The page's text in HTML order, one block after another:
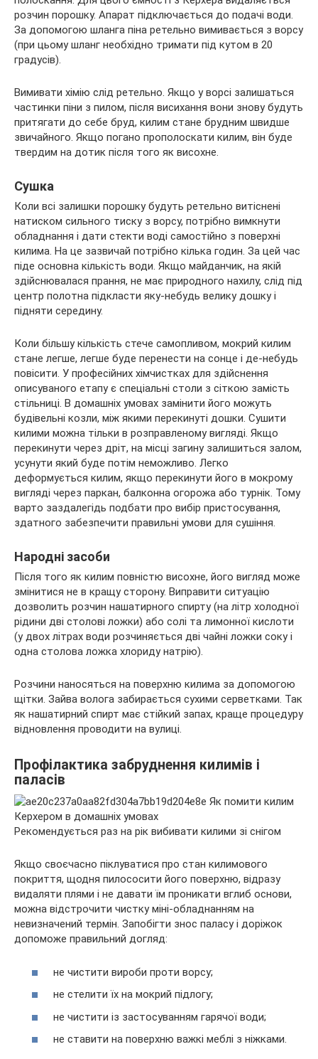
розчин порошку. Апарат підключається до подачі води.
За допомогою шланга піна ретельно вимивається з ворсу
(при цьому шланг необхідно тримати під кутом в 20
градусів).
Вимивати хімію слід ретельно. Якщо у ворсі залишаться
частинки піни з пилом, після висихання вони знову будуть
притягати до себе бруд, килим стане брудним швидше
звичайного. Якщо погано прополоскати килим, він буде
твердим на дотик після того як висохне.
Сушка
Коли всі залишки порошку будуть ретельно витіснені
натиском сильного тиску з ворсу, потрібно вимкнути
обладнання і дати стекти воді самостійно з поверхні
килима. На це зазвичай потрібно кілька годин. За цей час
піде основна кількість води. Якщо майданчик, на якій
здійснювалася прання, не має природного нахилу, слід під
центр полотна підкласти яку-небудь велику дошку і
підняти середину.
Коли більшу кількість стече самопливом, мокрий килим
стане легше, легше буде перенести на сонце і де-небудь
повісити. У професійних хімчистках для здійснення
описуваного етапу є спеціальні столи з сіткою замість
стільниці. В домашніх умовах замінити його можуть
будівельні козли, між якими перекинуті дошки. Сушити
килими можна тільки в розправленому вигляді. Якщо
перекинути через дріт, на місці загину залишиться залом,
усунути який буде потім неможливо. Легко
деформується килим, якщо перекинути його в мокрому
вигляді через паркан, балконна огорожа або турнік. Тому
варто заздалегідь подбати про вибір пристосування,
здатного забезпечити правильні умови для сушіння.
Народні засоби
Після того як килим повністю висохне, його вигляд може
змінитися не в кращу сторону. Виправити ситуацію
дозволить розчин нашатирного спирту (на літр холодної
рідини дві столові ложки) або солі та лимонної кислоти
(у двох літрах води розчиняється дві чайні ложки соку і
одна столова ложка хлориду натрію).
Розчини наносяться на поверхню килима за допомогою
щітки. Зайва волога забирається сухими серветками. Так
як нашатирний спирт має стійкий запах, краще процедуру
відновлення проводити на вулиці.
Профілактика забруднення килимів і
паласів
Рекомендується раз на рік вибивати килими зі снігом
Якщо своєчасно піклуватися про стан килимового
покриття, щодня пилососити його поверхню, відразу
видаляти плями і не давати їм проникати вглиб основи,
можна відстрочити чистку міні-обладнанням на
невизначений термін. Запобігти знос паласу і доріжок
допоможе правильний догляд:
не чистити вироби проти ворсу;
не стелити їх на мокрий підлогу;
не чистити із застосуванням гарячої води;
не ставити на поверхню важкі меблі з ніжками.